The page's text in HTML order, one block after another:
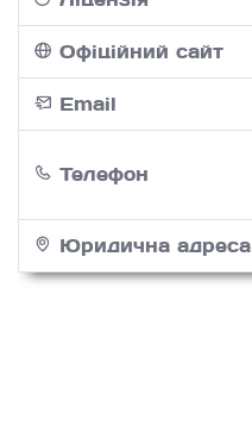
Офіційний сайт
Email
Телефон
Юридична адреса